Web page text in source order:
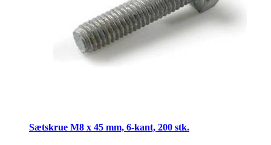
Sætskrue M8 x 45 mm, 6-kant, 200 stk.